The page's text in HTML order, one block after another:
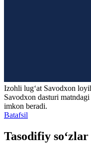
Izohli lugʻat Savodxon
Savodxon dasturi
imkon beradi.
Batafsil
Tasodifiy so‘zlar